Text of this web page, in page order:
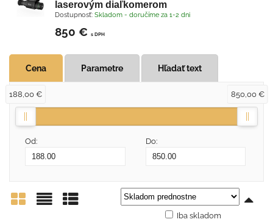
laserovým diaľkomerom
Dostupnosť: Skladom - doručíme za 1-2 dni
850 € s DPH
Cena Parametre Hľadať text
Od: Do:
188,00 € 850,00 €
Iba skladom